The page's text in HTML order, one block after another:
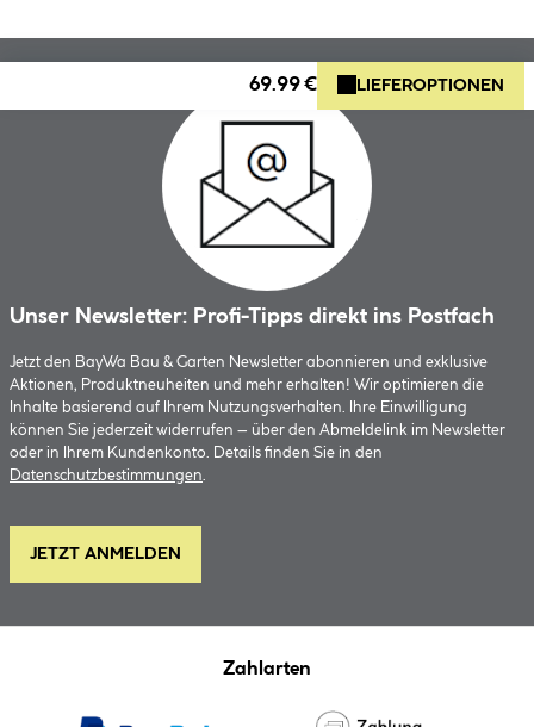
69.99 € LIEFEROPTIONEN
Unser Newsletter: Profi-Tipps direkt ins Postfach
Jetzt den BayWa Bau & Garten Newsletter abonnieren und exklusive
Aktionen, Produktneuheiten und mehr erhalten! Wir optimieren die
Inhalte basierend auf Ihrem Nutzungsverhalten. Ihre Einwilligung
können Sie jederzeit widerrufen – über den Abmeldelink im Newsletter
oder in Ihrem Kundenkonto. Details finden Sie in den
Datenschutzbestimmungen.
JETZT ANMELDEN
Zahlarten